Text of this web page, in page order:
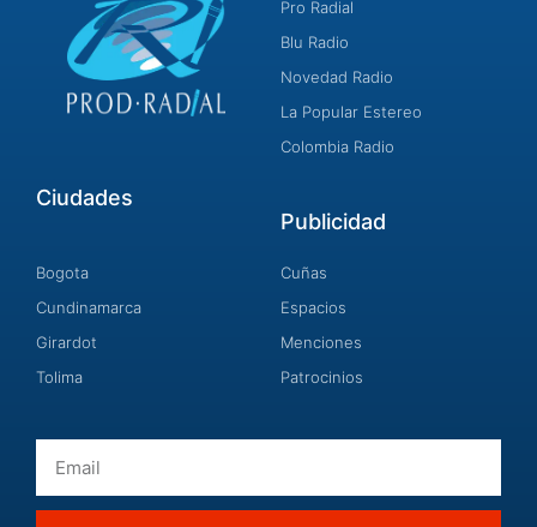
Pro Radial
Blu Radio
Novedad Radio
La Popular Estereo
Colombia Radio
Ciudades
Bogota
Cundinamarca
Girardot
Tolima
Publicidad
Cuñas
Espacios
Menciones
Patrocinios